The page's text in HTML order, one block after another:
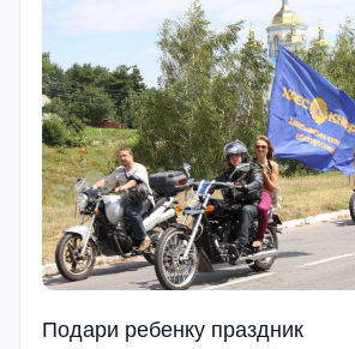
Подари ребенку праздник